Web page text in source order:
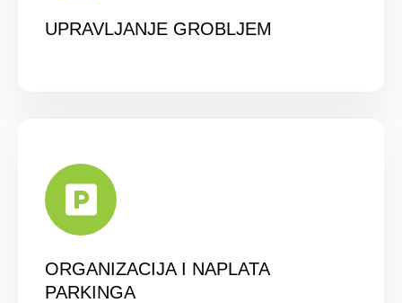
UPRAVLJANJE GROBLJEM
ORGANIZACIJA I NAPLATA
PARKINGA